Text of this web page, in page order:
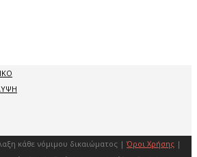
κάθε νόμιμου δικαιώματος | Όροι Χρήσης |